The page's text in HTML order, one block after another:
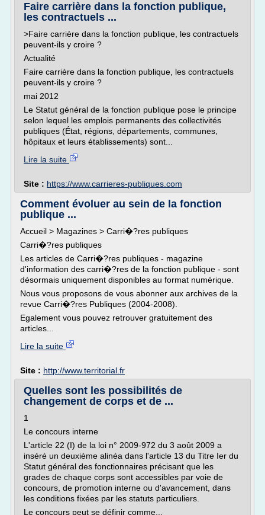
Faire carrière dans la fonction publique,
les contractuels ...
>Faire carrière dans la fonction publique, les contractuels
peuvent-ils y croire ?
Actualité
Faire carrière dans la fonction publique, les contractuels
peuvent-ils y croire ?
mai 2012
Le Statut général de la fonction publique pose le principe
selon lequel les emplois permanents des collectivités
publiques (État, régions, départements, communes,
hôpitaux et leurs établissements) sont...
Lire la suite
Site : https://www.carrieres-publiques.com
Comment évoluer au sein de la fonction
publique ...
Accueil > Magazines > Carri�?res publiques
Carri�?res publiques
Les articles de Carri�?res publiques - magazine
d'information des carri�?res de la fonction publique - sont
désormais uniquement disponibles au format numérique.
Nous vous proposons de vous abonner aux archives de la
revue Carri�?res Publiques (2004-2008).
Egalement vous pouvez retrouver gratuitement des
articles...
Lire la suite
Site : http://www.territorial.fr
Quelles sont les possibilités de
changement de corps et de ...
1
Le concours interne
L'article 22 (I) de la loi n° 2009-972 du 3 août 2009 a
inséré un deuxième alinéa dans l'article 13 du Titre Ier du
Statut général des fonctionnaires précisant que les
grades de chaque corps sont accessibles par voie de
concours, de promotion interne ou d'avancement, dans
les conditions fixées par les statuts particuliers.
Le concours peut se définir comme...